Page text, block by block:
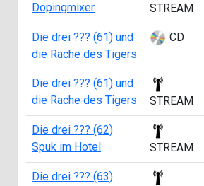
Dopingmixer
STREAM
Die drei ??? (61) und
die Rache des Tigers
CD
Die drei ??? (61) und
die Rache des Tigers
STREAM
Die drei ??? (62)
Spuk im Hotel
STREAM
Die drei ??? (63)